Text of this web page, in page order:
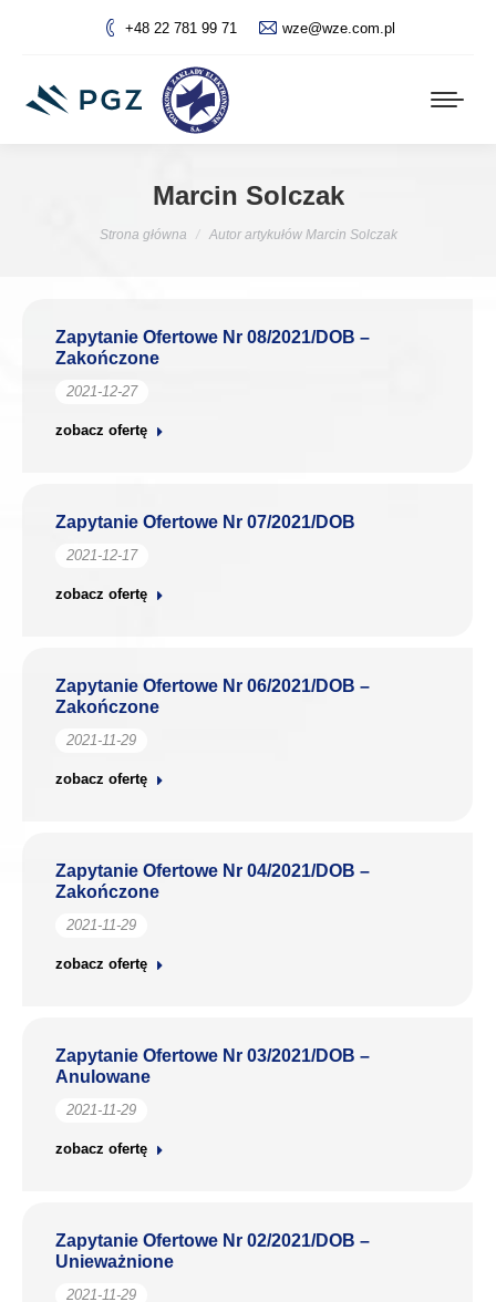
+48 22 781 99 71 wze@wze.com.pl
Marcin Solczak
Jesteś tutaj:
Strona główna Autor artykułów Marcin Solczak
Zapytanie Ofertowe Nr 08/2021/DOB –
Zakończone
2021-12-27
zobacz ofertę
Zapytanie Ofertowe Nr 07/2021/DOB
2021-12-17
zobacz ofertę
Zapytanie Ofertowe Nr 06/2021/DOB –
Zakończone
2021-11-29
zobacz ofertę
Zapytanie Ofertowe Nr 04/2021/DOB –
Zakończone
2021-11-29
zobacz ofertę
Zapytanie Ofertowe Nr 03/2021/DOB –
Anulowane
2021-11-29
zobacz ofertę
Zapytanie Ofertowe Nr 02/2021/DOB –
Unieważnione
2021-11-29